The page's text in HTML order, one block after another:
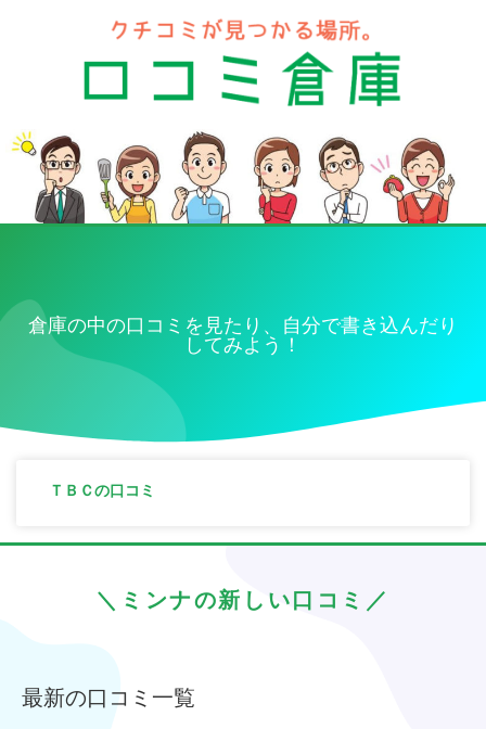
倉庫の中の口コミを見たり、自分で書き込んだり
してみよう！
ＴＢＣの口コミ
＼ミンナの新しい口コミ／
最新の口コミ一覧